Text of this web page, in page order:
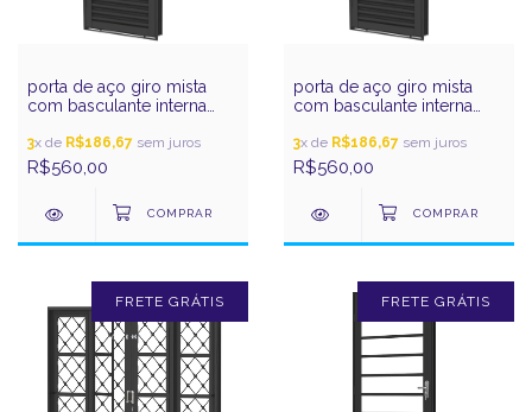
porta de aço giro mista
com basculante interna
3x de R$186,67 sem juros
R$560,00
porta de aço giro mista
com basculante interna
3x de R$186,67 sem juros
R$560,00
FRETE GRÁTIS FRETE GRÁTIS